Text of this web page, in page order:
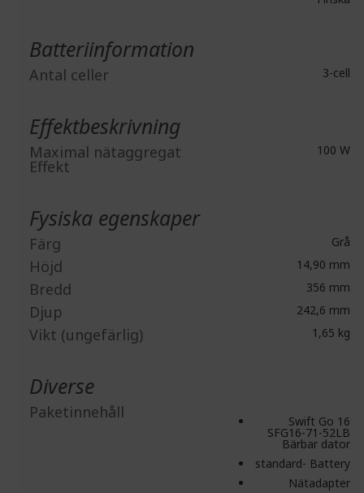
Batteriinformation
Antal celler 3-cell
Effektbeskrivning
Maximal nätaggregat
Effekt
100 W
Fysiska egenskaper
Färg Grå
Höjd 14,90 mm
Bredd 356 mm
Djup 242,6 mm
Vikt (ungefärlig) 1,65 kg
Diverse
Paketinnehåll Swift Go 16
SFG16-71-52LB
Bärbar dator
standard- Battery
Nätadapter